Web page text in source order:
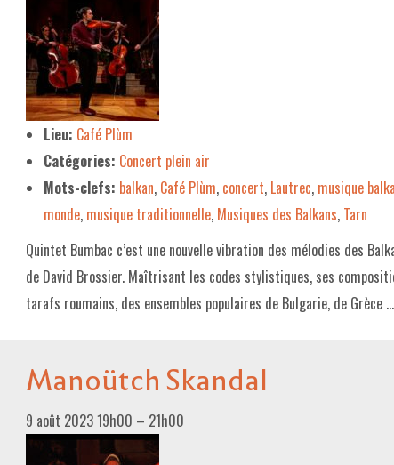
Lieu: Café Plùm
Catégories: Concert plein air
Mots-clefs: balkan, Café Plùm, concert, Lautrec, musique
monde, musique traditionnelle, Musiques des Balkans, Tarn
Quintet Bumbac c’est une nouvelle vibration des mélodies des
de David Brossier. Maîtrisant les codes stylistiques, ses
tarafs roumains, des ensembles populaires de Bulgarie, de Grèce …
Manoütch Skandal
9 août 2023 19h00 – 21h00